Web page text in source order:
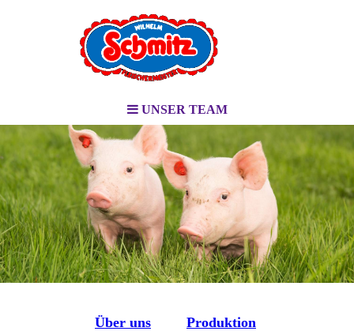
UNSER TEAM
Über uns Produktion